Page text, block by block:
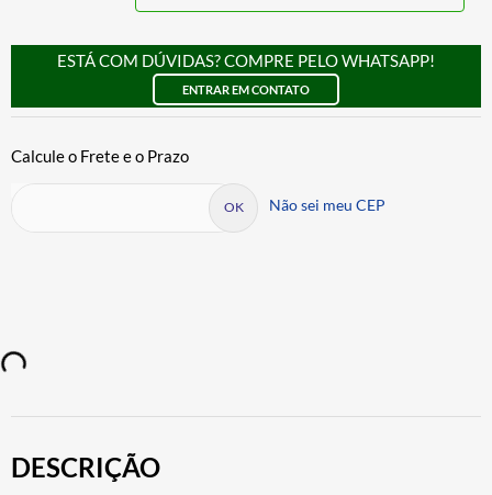
ESTÁ COM DÚVIDAS? COMPRE PELO WHATSAPP!
ENTRAR EM CONTATO
Não sei meu CEP
DESCRIÇÃO